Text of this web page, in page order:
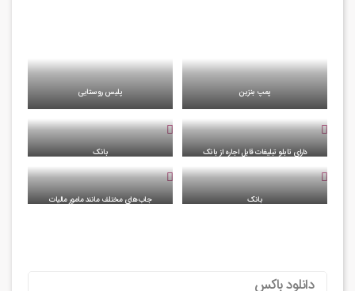
دانلود باکس
لینک های دانلود